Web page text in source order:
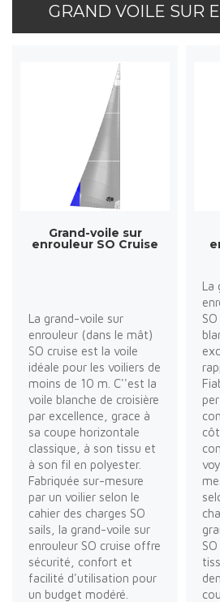
GRAND VOILE SUR
Grand-voile sur
enrouleur SO Cruise
La grand-voile sur
enrouleur (dans le mât)
SO cruise est la voile
idéale pour les voiliers de
moins de 10 m. C''est la
voile blanche de croisière
par excellence, grace à
sa coupe horizontale
classique, à son tissu et
à son fil en polyester.
Fabriquée sur-mesure
par un voilier selon le
cahier des charges SO
sails, la grand-voile sur
enrouleur SO cruise offre
sécurité, confort et
facilité d'utilisation pour
un budget modéré.
La